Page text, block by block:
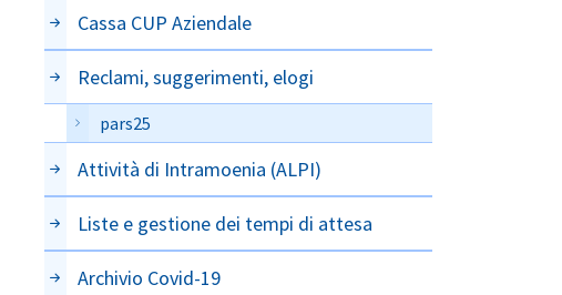
Cassa CUP Aziendale
Reclami, suggerimenti, elogi
pars25
Attività di Intramoenia (ALPI)
Liste e gestione dei tempi di attesa
Archivio Covid-19